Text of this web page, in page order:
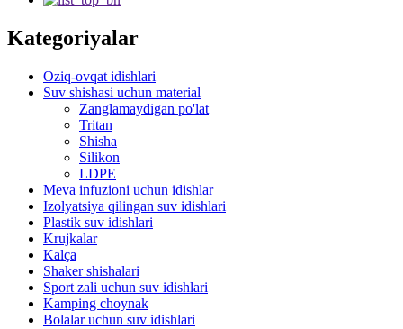
Kategoriyalar
Oziq-ovqat idishlari
Suv shishasi uchun material
Zanglamaydigan po'lat
Tritan
Shisha
Silikon
LDPE
Meva infuzioni uchun idishlar
Izolyatsiya qilingan suv idishlari
Plastik suv idishlari
Krujkalar
Kalça
Shaker shishalari
Sport zali uchun suv idishlari
Kamping choynak
Bolalar uchun suv idishlari